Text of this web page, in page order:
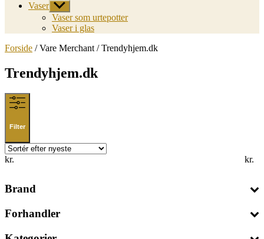
Vaser Vis
undermenu
Vaser som urtepotter
Vaser i glas
Forside / Vare Merchant / Trendyhjem.dk
Trendyhjem.dk
Filter
kr. kr.
Brand
Forhandler